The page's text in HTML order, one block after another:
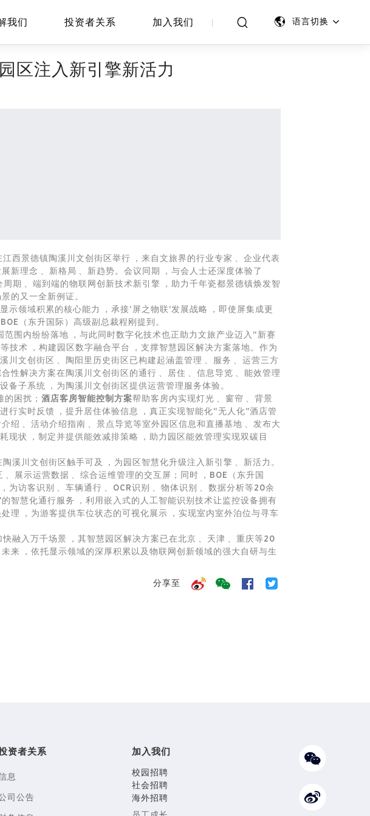
我们 投资者关系 加入我们 语言切换
区注入新引擎新活力
德镇陶溪川文创街区举行，来自文旅界的行业专家、企业代表
念、新格局、新趋势。会议同期，与会人士还深度体验了
周期、端到端的物联网 创新技术新引擎，助力千年瓷都景德镇焕发智
景的又一全新例证。
领域积累的核心能力，承接‘屏之物联’发展战略，即使屏集成更
”BOE（东升国际）高级副总裁程刚提到。
围内纷纷落地，与此同时数字化技术也正助力文旅产业迈入“新赛
等技术，构建园区数字融合平台，支撑智慧园区 解决方案落地。作为
创街区、陶阳里历史街区已构建起涵盖管理、服务、运营三方
解决方案在陶溪川文创街区的通行、居住、信息导览、能效管理
设备子系统，为陶溪川文创街区提供运营管理服务体验。
的困扰； 酒店客房智能控制方案帮助客房内实现灯光、窗帘、背景
等进行实时反馈，提升居住体验信息，真正实现智能化“无人化”酒店管
、活动介绍指南、景点导览等室外园区信息和直播基地、发布大
现状，制定并提供能效减排策略，助力园区能效管理实现双碳目
溪川文创街区触手可及，为园区智慧化升级注入新引擎、新活力。
、展示运营数据、综合运维管理的交互屏；同时，BOE（东升国
识别、车辆通行、OCR识别、物体识别、数据分析等20余
智慧化通行服务，利用嵌入式的人工智能识别技术让监控设备拥有
理，为游客提供车位状态的可视化展示，实现室内室外泊位与寻车
融入万千场景，其 智慧园区 解决方案已在北京、天津、重庆等20
来，依托显示领域的深厚积累以及 物联网 创新领域的强大自研与生
分享至
资者关系
息
司公告
加入我们
校园招聘
社会招聘
海外招聘